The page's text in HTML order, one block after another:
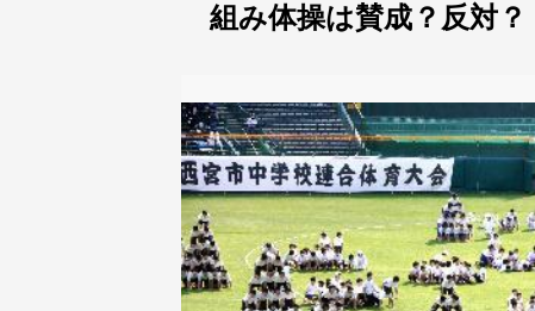
組み体操は賛成？反対